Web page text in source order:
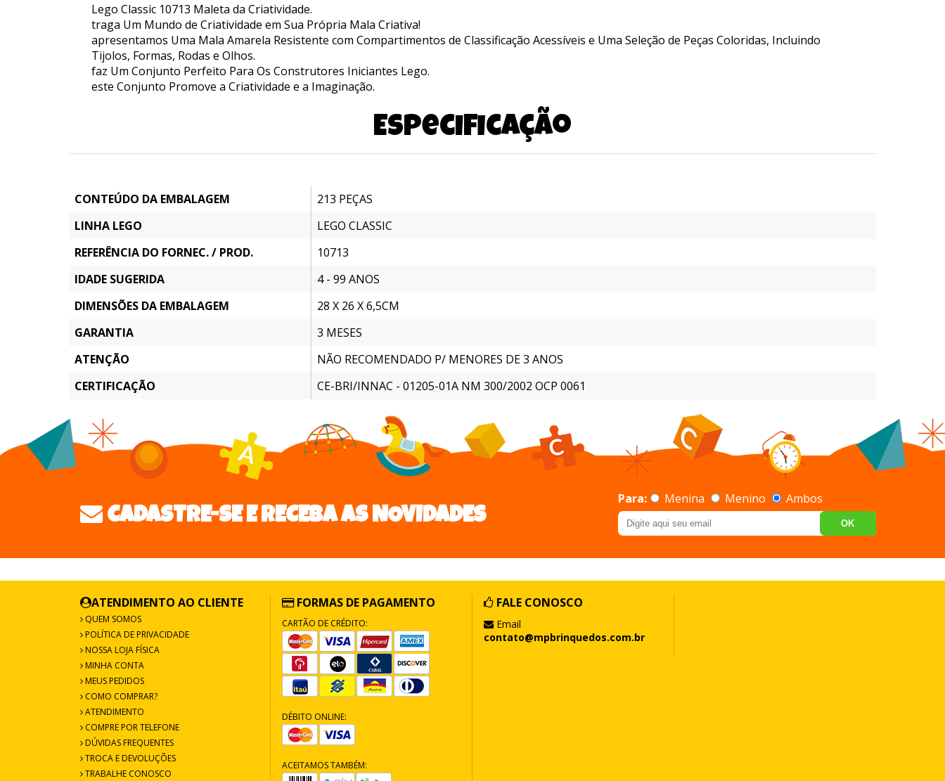
Lego Classic 10713 Maleta da Criatividade.
traga Um Mundo de Criatividade em Sua Própria Mala Criativa!
apresentamos Uma Mala Amarela Resistente com Compartimentos de Classificação Acessíveis e Uma Seleção de Peças Coloridas, Incluindo
Tijolos, Formas, Rodas e Olhos.
faz Um Conjunto Perfeito Para Os Construtores Iniciantes Lego.
este Conjunto Promove a Criatividade e a Imaginação.
Especificação
CONTEÚDO DA EMBALAGEM
213 PEÇAS
LINHA LEGO
LEGO CLASSIC
REFERÊNCIA DO FORNEC. / PROD.
10713
IDADE SUGERIDA
4 - 99 ANOS
DIMENSÕES DA EMBALAGEM
28 X 26 X 6,5CM
GARANTIA
3 MESES
ATENÇÃO
NÃO RECOMENDADO P/ MENORES DE 3 ANOS
CERTIFICAÇÃO
CE-BRI/INNAC - 01205-01A NM 300/2002 OCP 0061
CADASTRE-SE E RECEBA AS NOVIDADES
Para: Menina Menino Ambos
OK
ATENDIMENTO AO CLIENTE
QUEM SOMOS
POLÍTICA DE PRIVACIDADE
NOSSA LOJA FÍSICA
MINHA CONTA
MEUS PEDIDOS
COMO COMPRAR?
ATENDIMENTO
COMPRE POR TELEFONE
DÚVIDAS FREQUENTES
TROCA E DEVOLUÇÕES
TRABALHE CONOSCO
FORMAS DE PAGAMENTO
CARTÃO DE CRÉDITO:
DÉBITO ONLINE:
ACEITAMOS TAMBÉM:
FALE CONOSCO
Email
contato@mpbrinquedos.com.br